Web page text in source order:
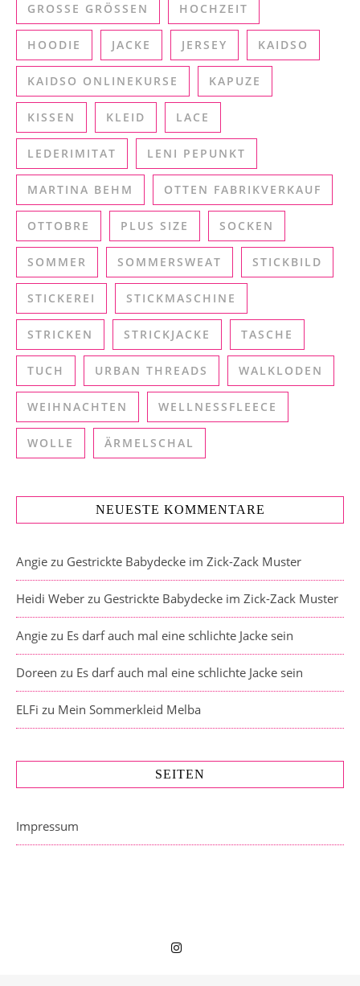
GROSSE GRÖSSEN HOCHZEIT
HOODIE JACKE JERSEY KAIDSO
KAIDSO ONLINEKURSE KAPUZE
KISSEN KLEID LACE
LEDERIMITAT LENI PEPUNKT
MARTINA BEHM OTTEN FABRIKVERKAUF
OTTOBRE PLUS SIZE SOCKEN
SOMMER SOMMERSWEAT STICKBILD
STICKEREI STICKMASCHINE
STRICKEN STRICKJACKE TASCHE
TUCH URBAN THREADS WALKLODEN
WEIHNACHTEN WELLNESSFLEECE
WOLLE ÄRMELSCHAL
NEUESTE KOMMENTARE
Angie zu Gestrickte Babydecke im Zick-Zack Muster
Heidi Weber zu Gestrickte Babydecke im Zick-Zack Muster
Angie zu Es darf auch mal eine schlichte Jacke sein
Doreen zu Es darf auch mal eine schlichte Jacke sein
ELFi zu Mein Sommerkleid Melba
SEITEN
Impressum